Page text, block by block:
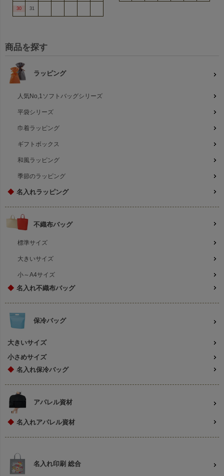
30 31
商品を探す
ラッピング
人気No,1ソフトバッグシリーズ
平袋シリーズ
巾着ラッピング
ギフトボックス
和風ラッピング
季節のラッピング
◆ 名入れラッピング
不織布バッグ
標準サイズ
大きいサイズ
小～A4サイズ
◆ 名入れ不織布バッグ
保冷バッグ
大きいサイズ
小さめサイズ
◆ 名入れ保冷バッグ
アパレル資材
◆ 名入れアパレル資材
名入れ印刷 総合